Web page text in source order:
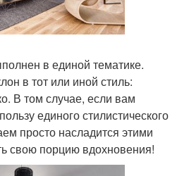
в единой тематике.
в тот или иной стиль:
В том случае, если вам
единого стилистического
просто насладится этими
свою порцию вдохновения!